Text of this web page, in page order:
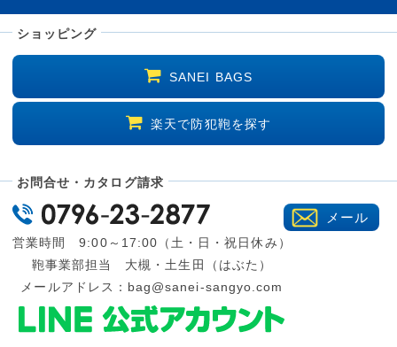
ショッピング
SANEI BAGS
楽天で防犯鞄を探す
お問合せ・カタログ請求
営業時間 9:00～17:00（土・日・祝日休み）
鞄事業部担当 大槻・土生田（はぶた）
メールアドレス： bag@sanei-sangyo.com
メール